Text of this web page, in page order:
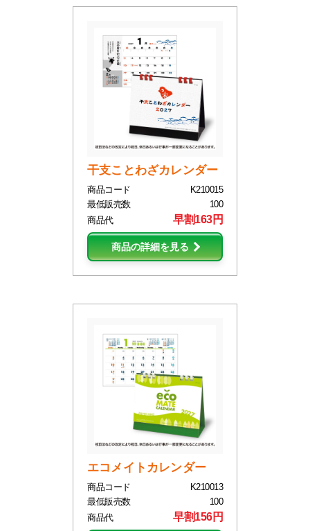
干支ことわざカレンダー
商品コード
K210015
最低販売数
100
商品代
早割163円
商品の詳細を見る
エコメイトカレンダー
商品コード
K210013
最低販売数
100
商品代
早割156円